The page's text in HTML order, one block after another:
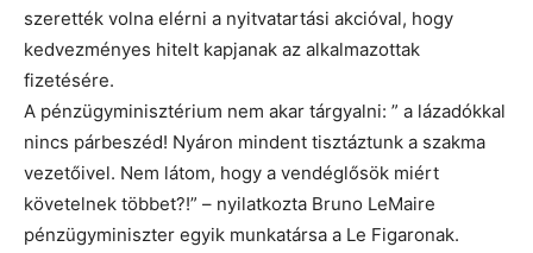
szerették volna elérni a nyitvatartási akcióval, hogy
kedvezményes hitelt kapjanak az alkalmazottak
fizetésére.
A pénzügyminisztérium nem akar tárgyalni: ” a lázadókkal
nincs párbeszéd! Nyáron mindent tisztáztunk a szakma
vezetőivel. Nem látom, hogy a vendéglősök miért
követelnek többet?!” – nyilatkozta Bruno LeMaire
pénzügyminiszter egyik munkatársa a Le Figaronak.